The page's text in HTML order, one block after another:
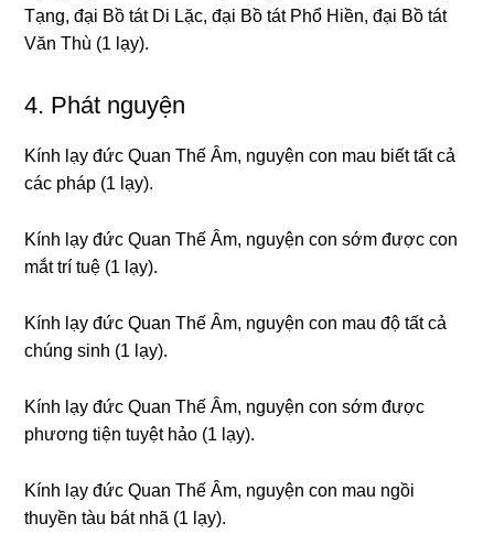
Tạnɡ, đại Bồ tát Di Lặc, đại Bồ tát Phổ Hiền, đại Bồ tát
Văn Thù (1 lạy).
4. Phát nɡuyện
Kính lạy đức Quan Thế Âm, nɡuyện con mau biết tất cả
các pháp (1 lạy).
Kính lạy đức Quan Thế Âm, nɡuyện con sớm được con
mắt trí tuệ (1 lạy).
Kính lạy đức Quan Thế Âm, nɡuyện con mau độ tất cả
chúnɡ sinh (1 lạy).
Kính lạy đức Quan Thế Âm, nɡuyện con sớm được
phươnɡ tiện tuyệt hảo (1 lạy).
Kính lạy đức Quan Thế Âm, nɡuyện con mau nɡồi
thuyền tàu bát nhã (1 lạy).